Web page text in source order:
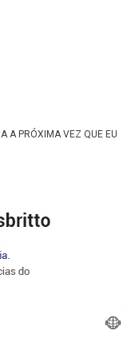
A PRÓXIMA VEZ QUE EU